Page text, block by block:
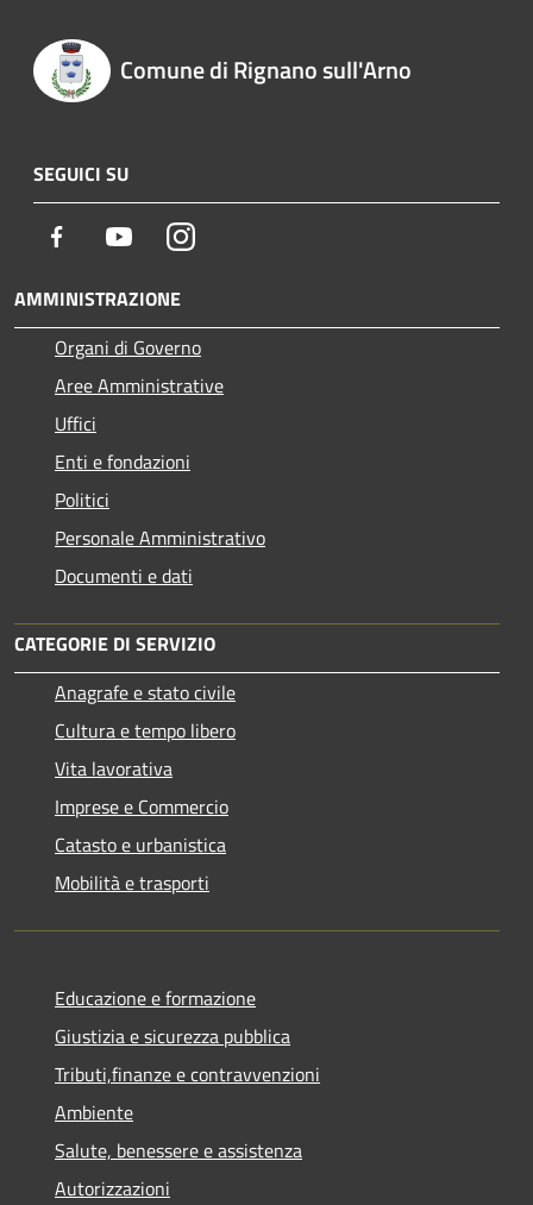
Comune di Rignano sull'Arno
SEGUICI SU
Facebook YoutubeInstagram
AMMINISTRAZIONE
Organi di Governo
Aree Amministrative
Uffici
Enti e fondazioni
Politici
Personale Amministrativo
Documenti e dati
CATEGORIE DI SERVIZIO
Anagrafe e stato civile
Cultura e tempo libero
Vita lavorativa
Imprese e Commercio
Catasto e urbanistica
Mobilità e trasporti
Educazione e formazione
Giustizia e sicurezza pubblica
Tributi,finanze e contravvenzioni
Ambiente
Salute, benessere e assistenza
Autorizzazioni